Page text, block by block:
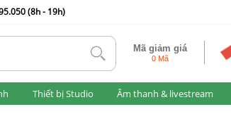
(8h - 19h)
tlk Mã giảm giá
0 Mã
Thiết bị Studio Âm thanh & livestream